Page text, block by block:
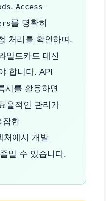
, Access-
를 명확히
처리를 확인하며,
일드카드 대신
합니다. API
시를 활용하면
율적인 관리가
잡한
처에서 개발
일 수 있습니다.